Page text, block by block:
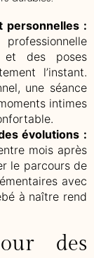
personnelles :
et des poses
l’instant.
une séance
intimes
évolutions :
mois après
le parcours de
avec
à naître rend
des